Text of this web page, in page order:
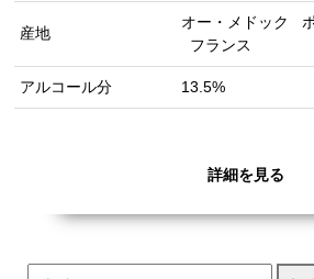
産地
オー・メドック
フランス
アルコール分 13.5%
詳細を見る